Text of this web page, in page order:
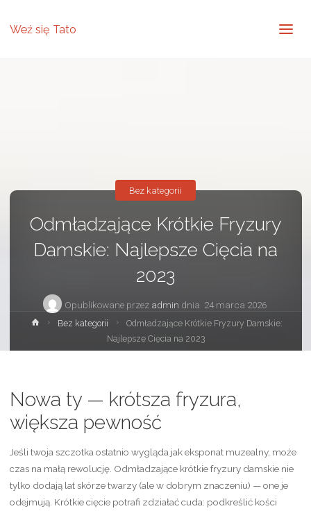
Weź się Tato
Odmładzające Krótkie Fryzury
Damskie: Najlepsze Cięcia na
2023
Opublikowane przez admin dnia 24 marca 2026
Bez kategorii
StronaBez kategorii
Odmładzające Krótkie Fryzury Damskie:
Najlepsze Cięcia na 2023
Nowa ty — krótsza fryzura,
większa pewność
Jeśli twoja szczotka ostatnio wygląda jak eksponat muzealny, może
czas na małą rewolucję. Odmładzające krótkie fryzury damskie nie
tylko dodają lat skórze twarzy (ale w dobrym znaczeniu) — one je
odejmują. Krótkie cięcie potrafi zdziałać cuda: podkreślić kości